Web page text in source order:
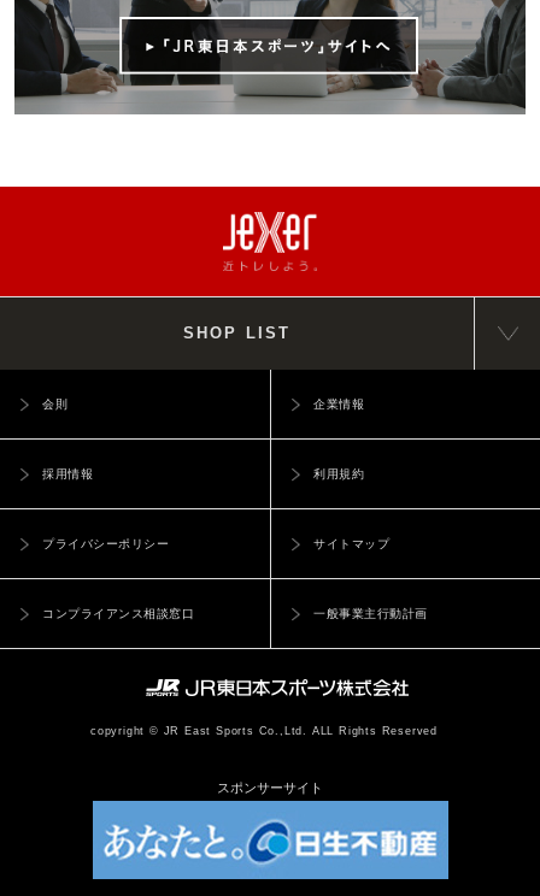
SHOP LIST
copyright © JR East Sports Co.,Ltd. ALL Rights Reserved
会則 企業情報
採用情報 利用規約
プライバシーポリシー サイトマップ
コンプライアンス相談窓口 一般事業主行動計画
スポンサーサイト